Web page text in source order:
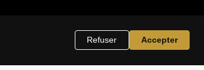
Refuser Accepter